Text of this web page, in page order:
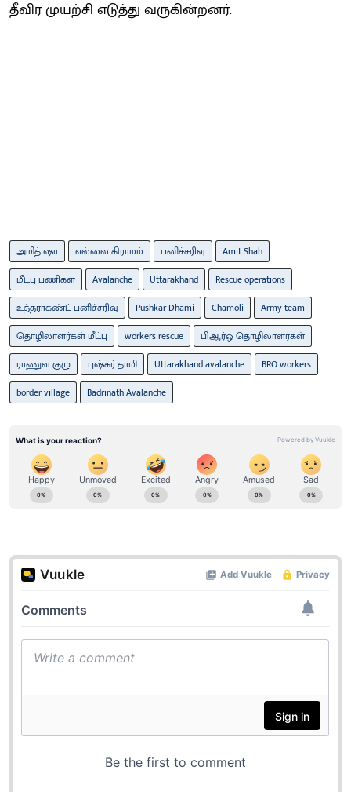
தீவிர முயற்சி எடுத்து வருகின்றனர்.
அமித் ஷா எல்லை கிராமம் பனிச்சரிவு
Amit Shah
மீட்பு பணிகள்
Avalanche Uttarakhand
Rescue operations
உத்தராகண்ட் பனிச்சரிவு
Pushkar Dhami Chamoli
Army team
தொழிலாளர்கள் மீட்பு
workers rescue
பிஆர்ஒ தொழிலாளர்கள்
ராணுவ குழு
புஷ்கர் தாமி Uttarakhand avalanche
BRO workers
border village
Badrinath Avalanche